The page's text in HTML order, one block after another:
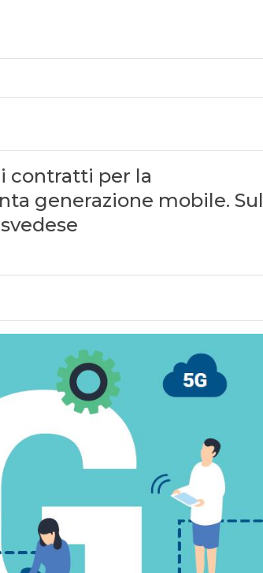
contratti per la
generazione mobile. Sul